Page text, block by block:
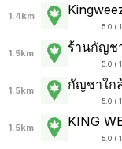
1.4km
5.0 (
1.5km ร้านกัญช
5.0 (
1.5km กัญชาใก
5.0 (
1.5km KING
5.0 (